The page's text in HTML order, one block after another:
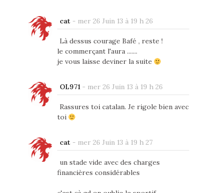
cat- mer 26 Juin 13 à 19 h 26
Là dessus courage Bafé , reste !
le commerçant l'aura .......
je vous laisse deviner la suite
OL971- mer 26 Juin 13 à 19 h 26
Rassures toi catalan. Je rigole bien avec
toi
cat- mer 26 Juin 13 à 19 h 27
un stade vide avec des charges
financières considérables